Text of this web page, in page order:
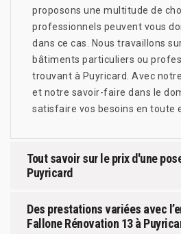
proposons une multitude de
professionnels peuvent vous
dans ce cas. Nous travaillons
bâtiments particuliers ou
trouvant à Puyricard. Avec
et notre savoir-faire dans le
satisfaire vos besoins en toute
Tout savoir sur le prix d'une
Puyricard
Des prestations variées avec
Fallone Rénovation 13 à